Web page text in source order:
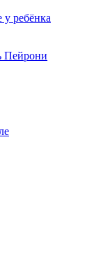
ребёнка
Пейрони